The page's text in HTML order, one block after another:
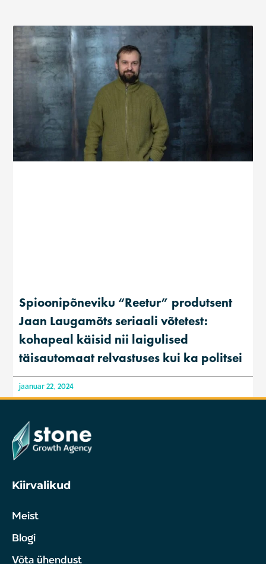
Spioonipõneviku “Reetur” produtsent
Jaan Laugamõts seriaali võtetest:
kohapeal käisid nii laigulised
täisautomaat relvastuses kui ka politsei
jaanuar 22, 2024
Kiirvalikud
Meist
Blogi
Võta ühendust